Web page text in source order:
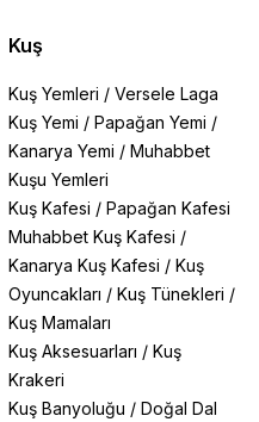
Kuş
Kuş Yemleri / Versele Laga
Kuş Yemi / Papağan Yemi /
Kanarya Yemi / Muhabbet
Kuşu Yemleri
Kuş Kafesi / Papağan Kafesi
Muhabbet Kuş Kafesi /
Kanarya Kuş Kafesi / Kuş
Oyuncakları / Kuş Tünekleri /
Kuş Mamaları
Kuş Aksesuarları / Kuş
Krakeri
Kuş Banyoluğu / Doğal Dal